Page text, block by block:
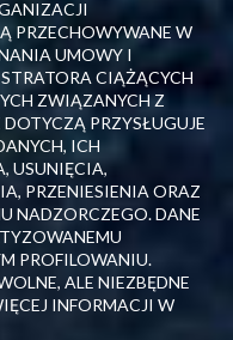
PRZECHOWYWANE W
UMOWY I
CIĄŻĄCYCH
ZWIĄZANYCH Z
PRZYSŁUGUJE
ICH
USUNIĘCIA,
PRZENIESIENIA ORAZ
NADZORCZEGO. DANE
PROFILOWANIU.
ALE NIEZBĘDNE
INFORMACJI W